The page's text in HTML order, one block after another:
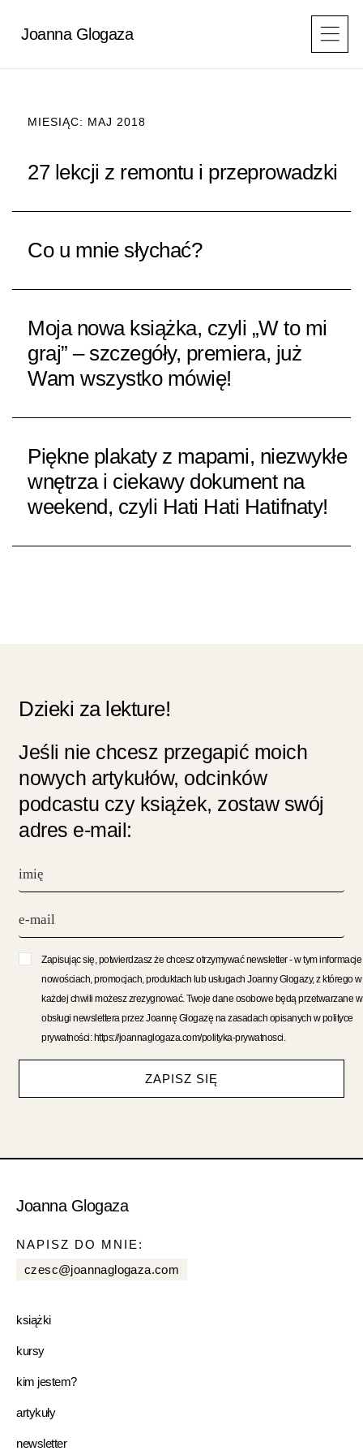
Joanna Glogaza
MIESIĄC: MAJ 2018
27 lekcji z remontu i przeprowadzki
Co u mnie słychać?
Moja nowa książka, czyli „W to mi
graj” – szczegóły, premiera, już
Wam wszystko mówię!
Piękne plakaty z mapami, niezwykłe
wnętrza i ciekawy dokument na
weekend, czyli Hati Hati Hatifnaty!
Dzieki za lekture!
Jeśli nie chcesz przegapić moich
nowych artykułów, odcinków
podcastu czy książek, zostaw swój
adres e-mail:
Zapisując się, potwierdzasz że chcesz otrzymywać newsletter - w tym informacje
nowościach, promocjach, produktach lub usługach Joanny Glogazy, z którego w
każdej chwili możesz zrezygnować. Twoje dane osobowe będą przetwarzane
obsługi newslettera przez Joannę Glogazę na zasadach opisanych w polityce
prywatności: https://joannaglogaza.com/polityka-prywatnosci.
ZAPISZ SIĘ
Joanna Glogaza
NAPISZ DO MNIE:
czesc@joannaglogaza.com
książki
kursy
kim jestem?
artykuły
newsletter